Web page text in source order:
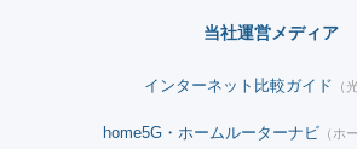
当社運営メディア
インターネット比較ガイド （
home5G・ホームルーターナビ （ホ